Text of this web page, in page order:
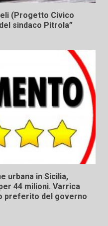
(Progetto Civico
sindaco Pitrola”
urbana in Sicilia,
44 milioni. Varrica
preferito del governo